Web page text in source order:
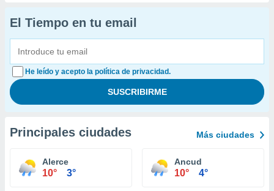
El Tiempo en tu email
He leído y acepto la política de privacidad.
Principales ciudades Más ciudades
Alerce
10° 3°
Ancud
10° 4°